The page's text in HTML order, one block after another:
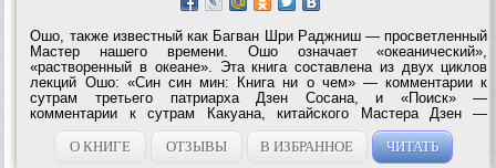
Ошо, также известный как Багван Шри Раджниш — просветленный
Мастер нашего времени. Ошо означает «океанический»,
«растворенный в океане». Эта книга составлена из двух циклов
лекций Ошо: «Син син мин: Книга ни о чем» — комментарии к
сутрам третьего патриарха Дзен Сосана, и «Поиск» —
комментарии к сутрам Какуана, китайского Мастера Дзен —
десять лекций, основанных на книге «Десять быков Дзен» и
вопросах искателей, прочитанные Ошо с...
О КНИГЕ ОТЗЫВЫ В ИЗБРАННОЕ ЧИТАТЬ